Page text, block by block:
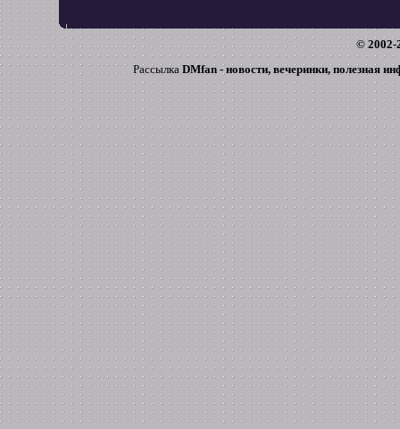
© 2002-
РассылкаDMfan - новости, вечеринки, полезная